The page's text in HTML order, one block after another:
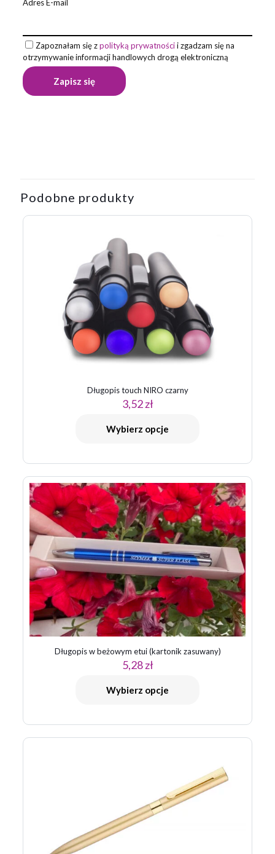
Adres E-mail
Zapoznałam się zpolityką prywatnościi zgadzam się na
otrzymywanie informacji handlowych drogą elektroniczną
LUNNEA”
Twój adres email nie zostanie opublikowany.
Wymagane pola
2 z 5
gwiazdek
3 z 5
gwiazdek
4 z 5
gwiazdek
mail*
Zapamiętaj moje dane w tej przeglądarce podczas pisania
kolejnych komentarzy.
Podobne produkty
Długopis touch NIRO czarny
3,52zł
Wybierz opcje
Długopis w beżowym etui (kartonik zasuwany)
5,28zł
Wybierz opcje